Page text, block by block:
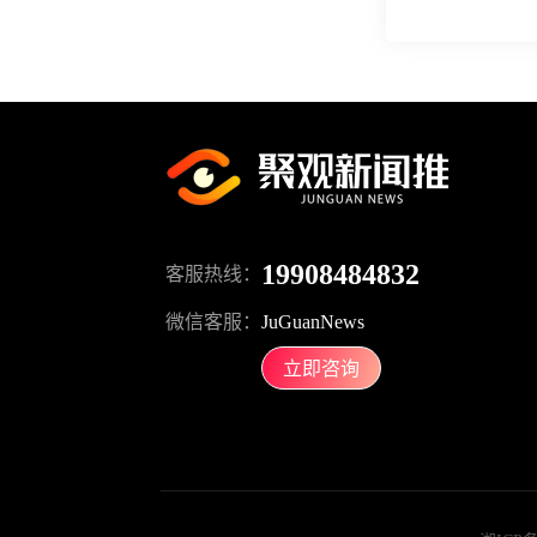
客服热线： 19908484832
微信客服： JuGuanNews
立即咨询